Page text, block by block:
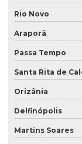
Rio Novo
Araporã
Passa Tempo
Santa Rita de
Orizânia
Delfinópolis
Martins Soares